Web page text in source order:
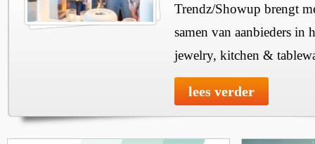
Trendz/Showup brengt
samen van aanbieders in
jewelry, kitchen &
lees verder